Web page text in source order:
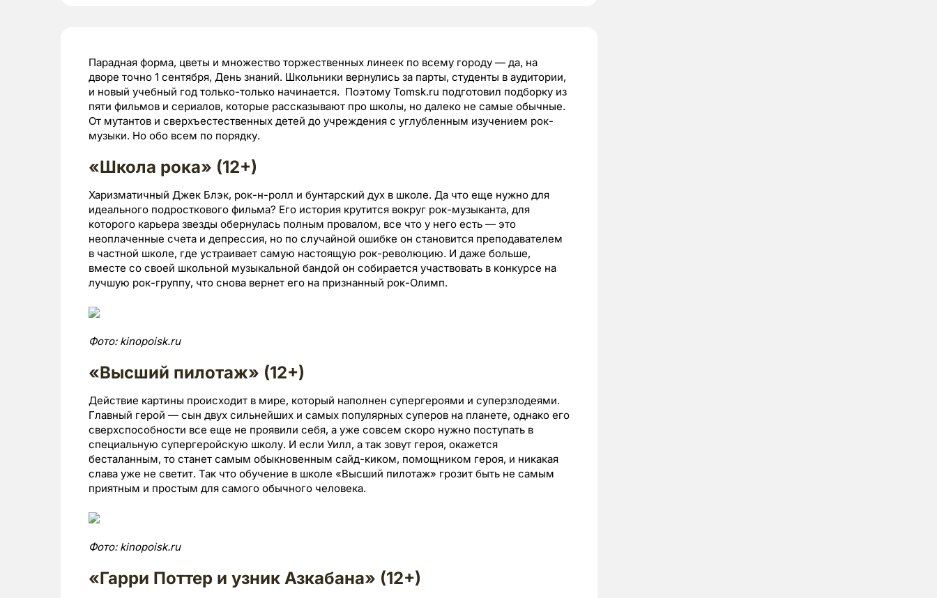
Парадная форма, цветы и множество торжественных линеек по всему городу — да, на
дворе точно 1 сентября, День знаний. Школьники вернулись за парты, студенты в аудитории,
и новый учебный год только-только начинается. Поэтому Tomsk.ru подготовил подборку из
пяти фильмов и сериалов, которые рассказывают про школы, но далеко не самые обычные.
От мутантов и сверхъестественных детей до учреждения с углубленным изучением рок-
музыки. Но обо всем по порядку.
«Школа рока» (12+)
Харизматичный Джек Блэк, рок-н-ролл и бунтарский дух в школе. Да что еще нужно для
идеального подросткового фильма? Его история крутится вокруг рок-музыканта, для
которого карьера звезды обернулась полным провалом, все что у него есть — это
неоплаченные счета и депрессия, но по случайной ошибке он становится преподавателем
в частной школе, где устраивает самую настоящую рок-революцию. И даже больше,
вместе со своей школьной музыкальной бандой он собирается участвовать в конкурсе на
лучшую рок-группу, что снова вернет его на признанный рок-Олимп.
Фото: kinopoisk.ru
«Высший пилотаж» (12+)
Действие картины происходит в мире, который наполнен супергероями и суперзлодеями.
Главный герой — сын двух сильнейших и самых популярных суперов на планете, однако его
сверхспособности все еще не проявили себя, а уже совсем скоро нужно поступать в
специальную супергеройскую школу. И если Уилл, а так зовут героя, окажется
бесталанным, то станет самым обыкновенным сайд-киком, помощником героя, и никакая
слава уже не светит. Так что обучение в школе «Высший пилотаж» грозит быть не самым
приятным и простым для самого обычного человека.
Фото: kinopoisk.ru
«Гарри Поттер и узник Азкабана» (12+)